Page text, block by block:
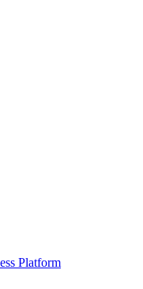
Platform